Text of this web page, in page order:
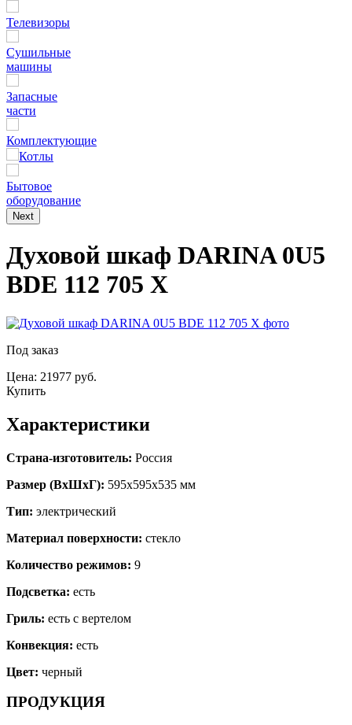
Телевизоры
Сушильные
машины
Запасные
части
Комплектующие
Котлы
Бытовое
оборудование
Next
Духовой шкаф DARINA 0U5
BDE 112 705 X
Под заказ
Цена: 21977 руб.
Купить
Характеристики
Страна-изготовитель: Россия
Размер (ВхШхГ): 595х595х535 мм
Тип: электрический
Материал поверхности: стекло
Количество режимов: 9
Подсветка: есть
Гриль: есть с вертелом
Конвекция: есть
Цвет: черный
ПРОДУКЦИЯ